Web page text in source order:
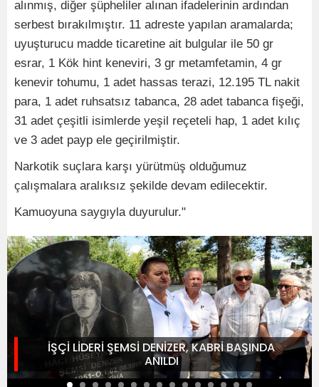
alınmış, diğer şüpheliler alınan ifadelerinin ardından
serbest bırakılmıştır. 11 adreste yapılan aramalarda;
uyuşturucu madde ticaretine ait bulgular ile 50 gr
esrar, 1 Kök hint keneviri, 3 gr metamfetamin, 4 gr
kenevir tohumu, 1 adet hassas terazi, 12.195 TL nakit
para, 1 adet ruhsatsız tabanca, 28 adet tabanca fişeği,
31 adet çeşitli isimlerde yeşil reçeteli hap, 1 adet kılıç
ve 3 adet payp ele geçirilmiştir.
Narkotik suçlara karşı yürütmüş olduğumuz
çalışmalara aralıksız şekilde devam edilecektir.
Kamuoyuna saygıyla duyurulur."
İŞÇİ LİDERİ ŞEMSİ DENİZER, KABRİ BAŞINDA
ANILDI